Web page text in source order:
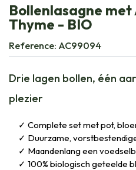
Bollenlasagne
Thyme - BIO
Reference: AC99094
Drie lagen bollen, één
plezier
Complete set met pot,
Duurzame,
Maandenlang een
100% biologisch geteelde